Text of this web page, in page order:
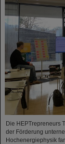
Die HEPTrepreneurs
der Förderung
Hochenergiephysik